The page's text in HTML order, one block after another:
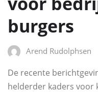
burgers
Arend Rudolphsen
De recente
helderder kaders voor